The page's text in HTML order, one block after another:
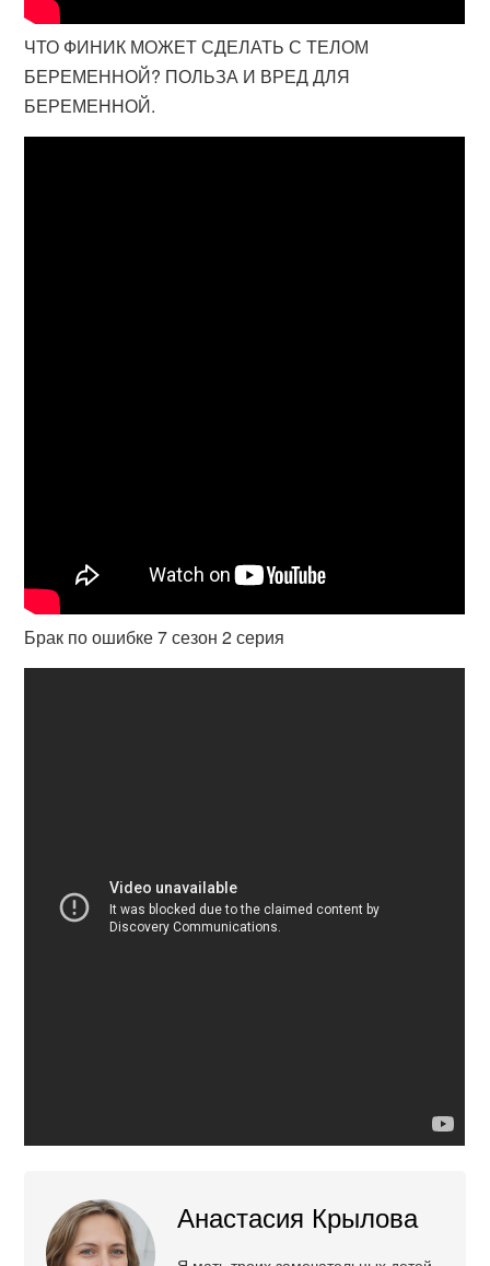
ЧТО ФИНИК МОЖЕТ СДЕЛАТЬ С ТЕЛОМ
БЕРЕМЕННОЙ? ПОЛЬЗА И ВРЕД ДЛЯ
БЕРЕМЕННОЙ.
Брак по ошибке 7 сезон 2 серия
Анастасия Крылова